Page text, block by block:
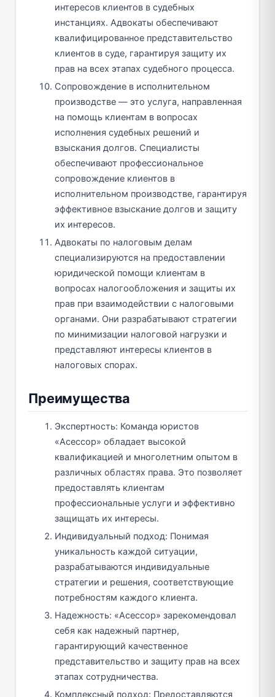
интересов клиентов в судебных
инстанциях. Адвокаты обеспечивают
квалифицированное представительство
клиентов в суде, гарантируя защиту их
прав на всех этапах судебного процесса.
Сопровождение в исполнительном
производстве — это услуга, направленная
на помощь клиентам в вопросах
исполнения судебных решений и
взыскания долгов. Специалисты
обеспечивают профессиональное
сопровождение клиентов в
исполнительном производстве, гарантируя
эффективное взыскание долгов и защиту
их интересов.
Адвокаты по налоговым делам
специализируются на предоставлении
юридической помощи клиентам в
вопросах налогообложения и защиты их
прав при взаимодействии с налоговыми
органами. Они разрабатывают стратегии
по минимизации налоговой нагрузки и
представляют интересы клиентов в
налоговых спорах.
Преимущества
Экспертность: Команда юристов
«Асессор» обладает высокой
квалификацией и многолетним опытом в
различных областях права. Это позволяет
предоставлять клиентам
профессиональные услуги и эффективно
защищать их интересы.
Индивидуальный подход: Понимая
уникальность каждой ситуации,
разрабатываются индивидуальные
стратегии и решения, соответствующие
потребностям каждого клиента.
Надежность: «Асессор» зарекомендовал
себя как надежный партнер,
гарантирующий качественное
представительство и защиту прав на всех
этапах сотрудничества.
Комплексный подход: Предоставляются